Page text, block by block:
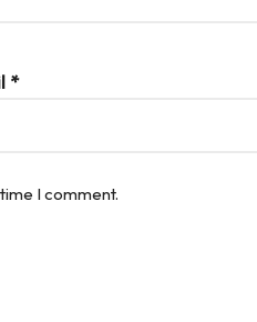
*
I comment.